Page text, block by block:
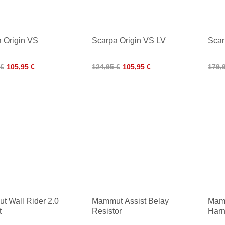
Origin VS
105,95 €
Scarpa Origin VS LV
124,95 € 105,95 €
Wall Rider 2.0
Mammut Assist Belay
Resistor